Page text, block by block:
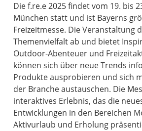
Die f.re.e 2025 findet vom 19. bis
München statt und ist Bayerns
Freizeitmesse. Die Veranstaltung
Themenvielfalt ab und bietet
Outdoor-Abenteuer und
können sich über neue Trends
Produkte ausprobieren und sich
der Branche austauschen. Die
interaktives Erlebnis, das die
Entwicklungen in den Bereichen
Aktivurlaub und Erholung